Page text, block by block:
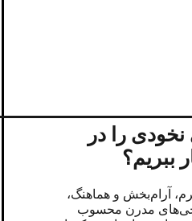
را در
ببریم؟
آرام‌بخش و هماهنگ،
مدرن محسوب